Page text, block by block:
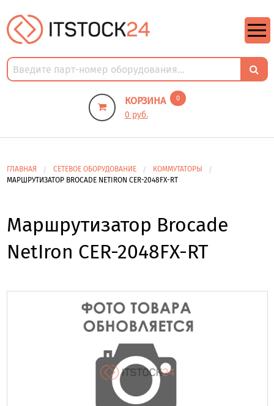
КОРЗИНА 0
0 руб.
ГЛАВНАЯ СЕТЕВОЕ ОБОРУДОВАНИЕ
КОММУТАТОРЫ
МАРШРУТИЗАТОР BROCADE NETIRON CER-2048FX-RT
Маршрутизатор Brocade
NetIron CER-2048FX-RT